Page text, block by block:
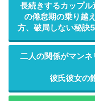
長続きするカップル
の倦怠期の乗り越え
方、破局しない秘訣
二人の関係がマン
彼氏彼女の